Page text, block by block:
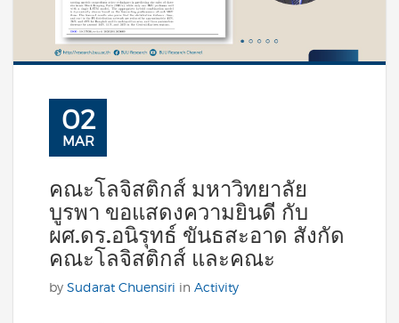
02
MAR
คณะโลจิสติกส์ มหาวิทยาลัย
บูรพา ขอแสดงความยินดี กับ
ผศ.ดร.อนิรุทธ์ ขันธสะอาด สังกัด
คณะโลจิสติกส์ และคณะ
by Sudarat Chuensiri in Activity